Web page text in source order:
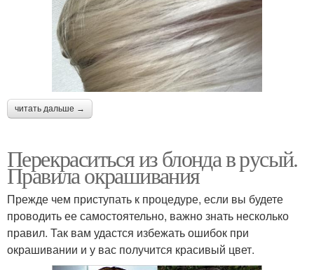
читать дальше →
Перекраситься из блонда в русый.
Правила окрашивания
Прежде чем приступать к процедуре, если вы будете
проводить ее самостоятельно, важно знать несколько
правил. Так вам удастся избежать ошибок при
окрашивании и у вас получится красивый цвет.